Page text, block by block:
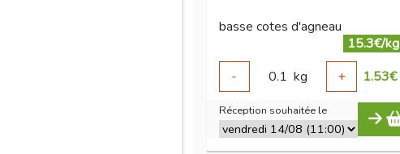
basse cotes d'agneau
15.3€/kg
-
0.1 kg + 1.53€
Réception souhaitée le